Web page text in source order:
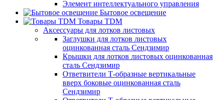
Элемент интеллектуального управления
Бытовое освещение
Товары TDM
Аксессуары для лотков листовых
Заглушки для лотков листовых
оцинкованная сталь Сендзимир
Крышки для лотков листовых оцинкованная
сталь Сендзимир
Ответвители Т-образные вертикальные
вверх боковые оцинкованная сталь
Сендзимир